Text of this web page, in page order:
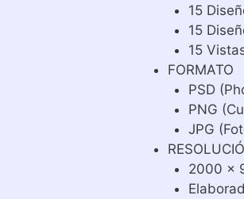
15
15
15
FORMATO
PSD
PNG
JPG
2000 x